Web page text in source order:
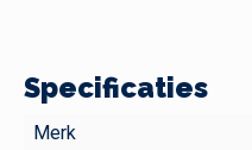
Specificaties
Merk